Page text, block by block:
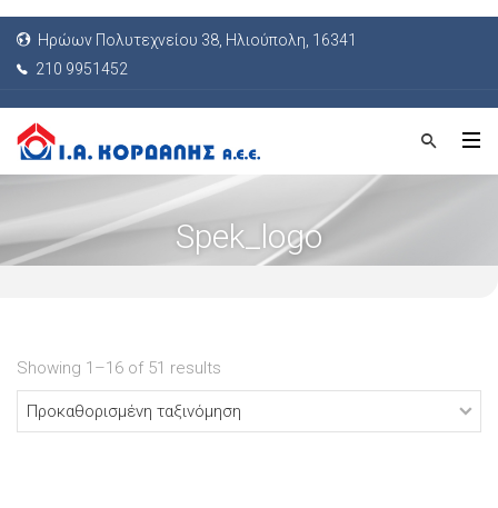
Ηρώων Πολυτεχνείου 38, Ηλιούπολη, 16341
210 9951452
Spek_logo
Showing 1–16 of 51 results